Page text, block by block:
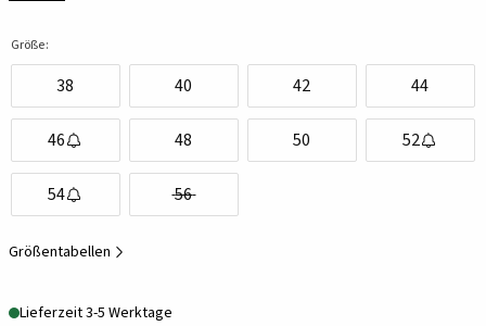
Größe:
38 40 42 44
46 48 50 52
54 56
Größentabellen
Lieferzeit 3-5 Werktage